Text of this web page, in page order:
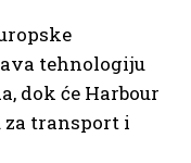
tehnologiju
dok će Harbour
transport i